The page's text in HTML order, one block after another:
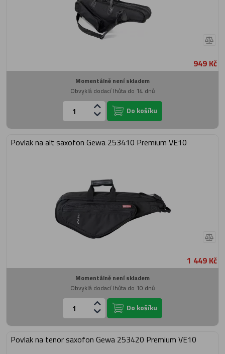
949 Kč
Momentálně není skladem
Obvyklá dodací lhůta do 14 dnů
Do košíku
Povlak na alt saxofon Gewa 253410 Premium VE10
1 449 Kč
Momentálně není skladem
Obvyklá dodací lhůta do 10 dnů
Do košíku
Povlak na tenor saxofon Gewa 253420 Premium VE10